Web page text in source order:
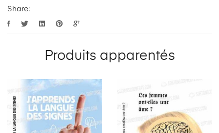
Share:
Produits apparentés